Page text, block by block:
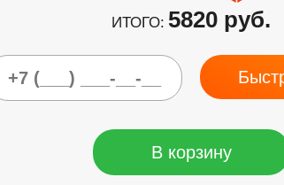
ИТОГО: 5820 руб.
В корзину